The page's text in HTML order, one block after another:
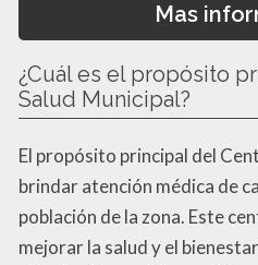
Mas
¿Cuál es el propósito
Salud Municipal?
El propósito principal del
brindar atención médica de
población de la zona. Este
mejorar la salud y el